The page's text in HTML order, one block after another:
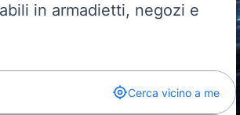
in armadietti, negozi e
Cerca vicino a me